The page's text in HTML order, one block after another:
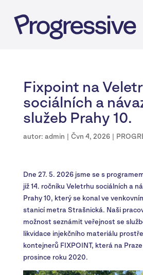
Fixpoint na
sociálních a
služeb Prahy 10.
autor:admin | Čvn 4, 2026|
Dne 27. 5. 2026 jsme se s
již 14. ročníku Veletrhu sociálních a
Prahy 10, který se konal ve
stanicí metra Strašnická. Naši
možnost seznámit veřejnost se
likvidace injekčního materiálu
kontejnerů FIXPOINT, která na
prosince roku 2020.